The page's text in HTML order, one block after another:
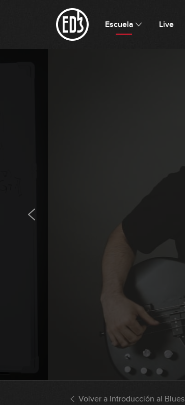
Escuela Live
Volver a Introducción al Blues